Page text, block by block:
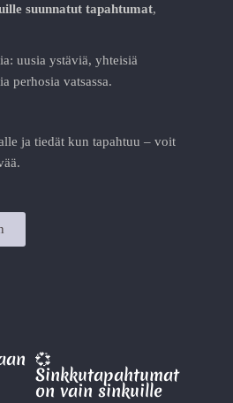
suunnatut tapahtumat,
uusia ystäviä, yhteisiä
perhosia vatsassa.
ja tiedät kun tapahtuu – voit
💞
Sinkkutapahtumat
on vain sinkuille